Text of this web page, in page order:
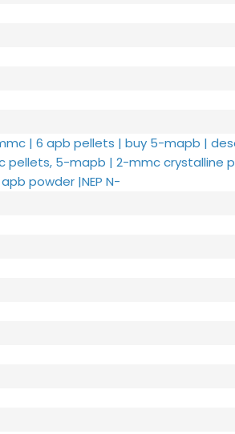
| 6 apb pellets | buy 5-mapb |
5-mapb | 2-mmc crystalline
powder |NEP N-